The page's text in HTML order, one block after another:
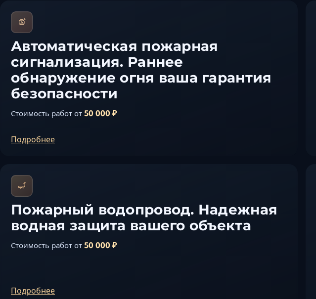
Автоматическая пожарная
сигнализация. Раннее
обнаружение огня ваша гарантия
безопасности
Стоимость работ от 50 000 ₽
Подробнее
Пожарный водопровод. Надежная
водная защита вашего объекта
Стоимость работ от 50 000 ₽
Подробнее